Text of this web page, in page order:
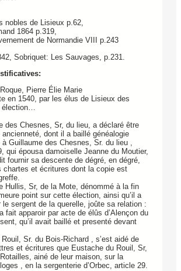
nobles de Lisieux p.62,
1864 p.319,
de Normandie VIII p.243
Sobriquet: Les Sauvages, p.231.
Pierre Élie Marie
en 1540, par les élus de Lisieux des
élection…
des Chesnes, Sr, du lieu, a déclaré être
dont il a baillé généalogie
Guillaume des Chesnes, Sr. du lieu ,
qui épousa damoiselle Jeanne du Moutier,
fournir sa descente de dégré, en dégré,
chartes et écritures dont la copie est
Hullis, Sr, de la Mote, dénommé à la fin
point sur cette élection, ainsi qu’il a
le sergent de la querelle, joûte sa relation :
fait apparoir par acte de élûs d’Alençon du
qu’il avait baillé et presenté devant
Sr. du Bois-Richard , s’est aidé de
et écritures que Eustache du Rouil, Sr,
ainé de leur maison, sur la
, en la sergenterie d’Orbec, article 29.